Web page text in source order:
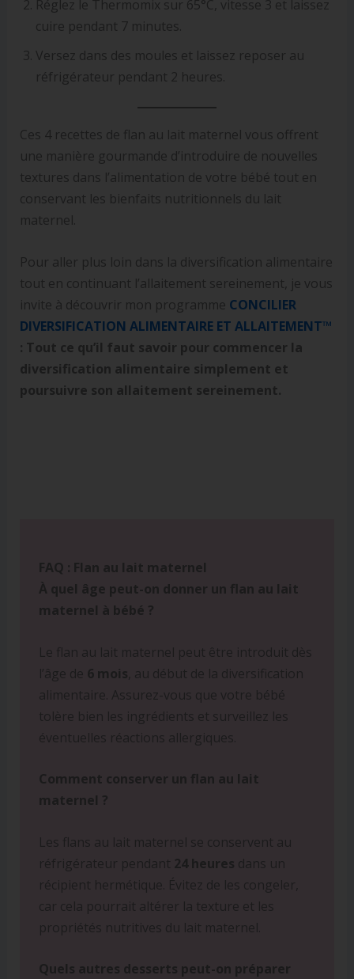
Réglez le Thermomix sur 65°C, vitesse 3 et laissez
cuire pendant 7 minutes.
Versez dans des moules et laissez reposer au
réfrigérateur pendant 2 heures.
Ces 4 recettes de flan au lait maternel vous offrent
une manière gourmande d’introduire de nouvelles
textures dans l’alimentation de votre bébé tout en
conservant les bienfaits nutritionnels du lait
maternel.
Pour aller plus loin dans la diversification alimentaire
tout en continuant l’allaitement sereinement, je vous
invite à découvrir mon programme CONCILIER
DIVERSIFICATION ALIMENTAIRE ET ALLAITEMENT™
: Tout ce qu’il faut savoir pour commencer la
diversification alimentaire simplement et
poursuivre son allaitement sereinement.
FAQ : Flan au lait maternel
À quel âge peut-on donner un flan au lait
maternel à bébé ?
Le flan au lait maternel peut être introduit dès
l’âge de 6 mois , au début de la diversification
alimentaire. Assurez-vous que votre bébé
tolère bien les ingrédients et surveillez les
éventuelles réactions allergiques.
Comment conserver un flan au lait
maternel ?
Les flans au lait maternel se conservent au
réfrigérateur pendant 24 heures dans un
récipient hermétique. Évitez de les congeler,
car cela pourrait altérer la texture et les
propriétés nutritives du lait maternel.
Quels autres desserts peut-on préparer